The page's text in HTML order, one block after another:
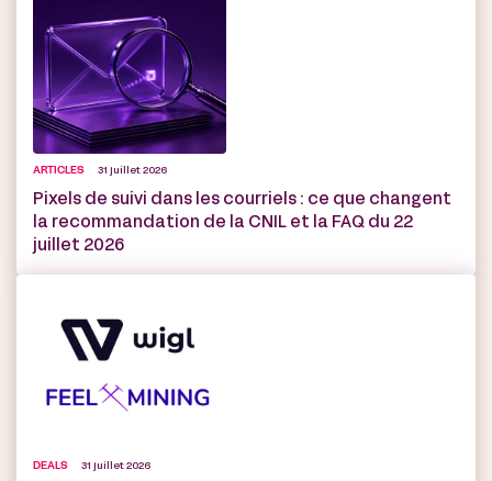
ARTICLES 31 juillet 2026
Pixels de suivi dans les courriels : ce que changent
la recommandation de la CNIL et la FAQ du 22
juillet 2026
DEALS 31 juillet 2026